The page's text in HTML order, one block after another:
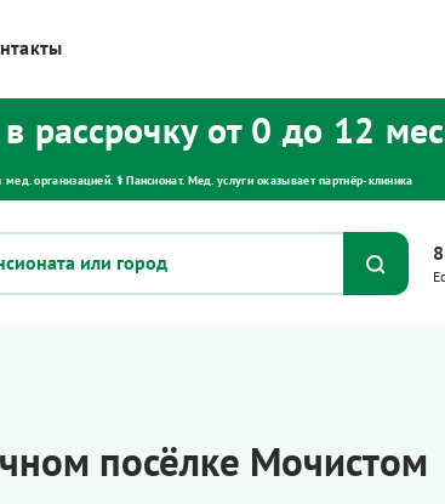
рассрочку от 0 до 12
мед. организацией. ⚕ Пансионат. Мед. услуги оказывает партнёр‑клиника
посёлке Мочистом